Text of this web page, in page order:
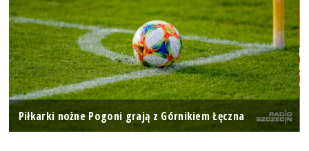
Piłkarki nożne Pogoni grają z Górnikiem Łęczna